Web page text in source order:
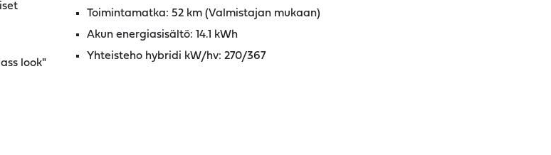
look"
Toimintamatka: 52 km (Valmistajan mukaan)
Akun energiasisältö: 14.1 kWh
Yhteisteho hybridi kW/hv: 270/367